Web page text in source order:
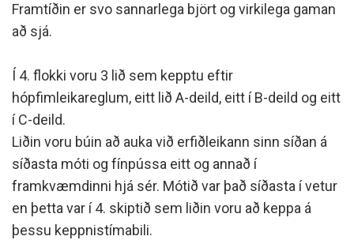
Framtíðin er svo sannarlega björt og virkilega gaman
að sjá.
Í 4. flokki voru 3 lið sem kepptu eftir
hópfimleikareglum, eitt lið A-deild, eitt í B-deild og eitt
í C-deild.
Liðin voru búin að auka við erfiðleikann sinn síðan á
síðasta móti og fínpússa eitt og annað í
framkvæmdinni hjá sér. Mótið var það síðasta í vetur
en þetta var í 4. skiptið sem liðin voru að keppa á
þessu keppnistímabili.